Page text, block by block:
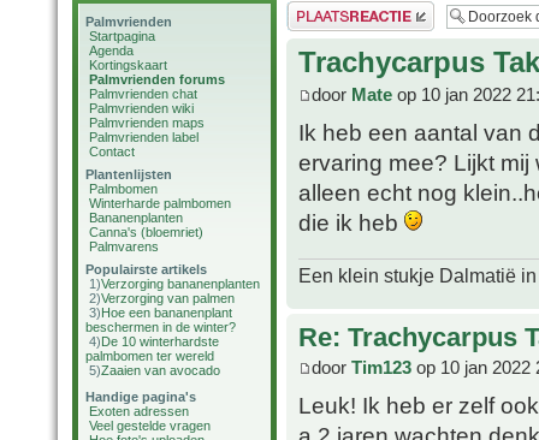
Palmvrienden
Startpagina
Agenda
Kortingskaart
Palmvrienden forums
Palmvrienden chat
Palmvrienden wiki
Palmvrienden maps
Palmvrienden label
Contact
Plantenlijsten
Palmbomen
Winterharde palmbomen
Bananenplanten
Canna's (bloemriet)
Palmvarens
Populairste artikels
1)Verzorging bananenplanten
2)Verzorging van palmen
3)Hoe een bananenplant
beschermen in de winter?
4)De 10 winterhardste
palmbomen ter wereld
5)Zaaien van avocado
Handige pagina's
Exoten adressen
Veel gestelde vragen
Plaats een reactie
Trachycarpus
door Mate op 10 jan 2022
Ik heb een aantal van
ervaring mee? Lijkt
alleen echt nog
die ik heb
Een klein stukje Dalmatië
Re: Trachycarpus
door Tim123 op 10 jan 2022
Leuk! Ik heb er zelf